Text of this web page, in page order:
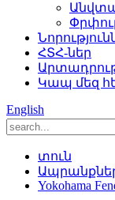
ՀՏՀ-ներ
Կապ մեզ
English
տուն
Yokohama